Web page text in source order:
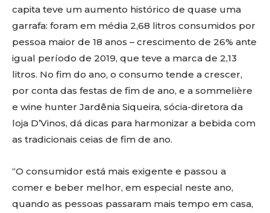
capita teve um aumento histórico de quase uma
garrafa: foram em média 2,68 litros consumidos por
pessoa maior de 18 anos – crescimento de 26% ante
igual período de 2019, que teve a marca de 2,13
litros. No fim do ano, o consumo tende a crescer,
por conta das festas de fim de ano, e a sommelière
e wine hunter Jardênia Siqueira, sócia-diretora da
loja D’Vinos, dá dicas para harmonizar a bebida com
as tradicionais ceias de fim de ano.
“O consumidor está mais exigente e passou a
comer e beber melhor, em especial neste ano,
quando as pessoas passaram mais tempo em casa,